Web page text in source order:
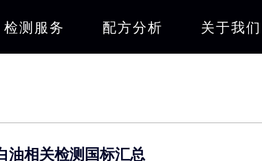
检测服务 配方分析 关于我们
油相关检测国标汇总